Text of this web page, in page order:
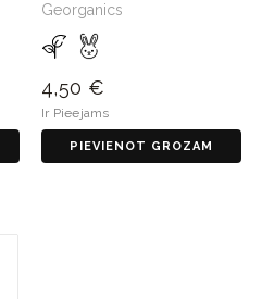
Georganics
4,50 €
Ir Pieejams
PIEVIENOT GROZAM